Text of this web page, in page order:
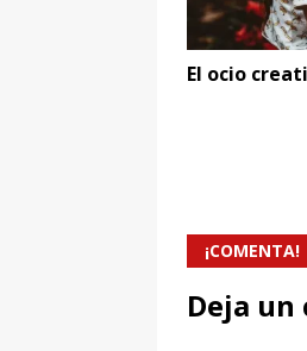
El ocio
¡COMENTA!
Deja